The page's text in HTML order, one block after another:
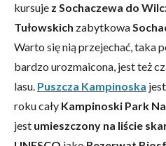
kursuje z Sochaczewa do
Tułowskich zabytkowa
Warto się nią przejechać, taka
bardzo urozmaicona, jest też
lasu. Puszcza Kampinoska
roku cały Kampinoski Park
jest umieszczony na liście